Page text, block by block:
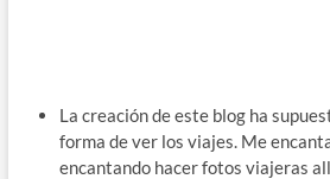
La creación de este blog ha
forma de ver los viajes. Me
encantando hacer fotos viajeras